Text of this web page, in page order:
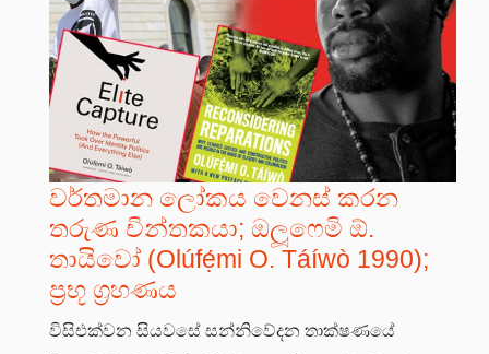
වර්තමාන ලෝකය වෙනස් කරන
තරුණ චින්තකයා; ඔලූෆෙමි ඕ.
තායිවෝ (Olúfẹ́mi O. Táíwò 1990);
ප්‍රභූ ග්‍රහණය
විසිඑක්වන සියවසේ සන්නිවේදන තාක්ෂණයේ